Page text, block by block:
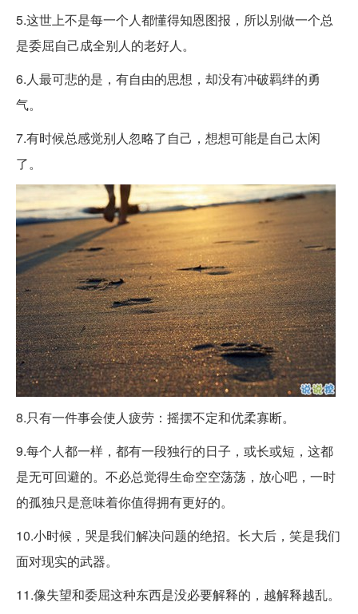
5.这世上不是每一个人都懂得知恩图报，所以别做一个总
是委屈自己成全别人的老好人。
6.人最可悲的是，有自由的思想，却没有冲破羁绊的勇
气。 ​ ​​​​
7.有时候总感觉别人忽略了自己，想想可能是自己太闲
了。 ​ ​​​​
8.只有一件事会使人疲劳：摇摆不定和优柔寡断。
9.每个人都一样，都有一段独行的日子，或长或短，这都
是无可回避的。不必总觉得生命空空荡荡，放心吧，一时
的孤独只是意味着你值得拥有更好的。 ​​​​
10.小时候，哭是我们解决问题的绝招。长大后，笑是我们
面对现实的武器。
11.像失望和委屈这种东西是没必要解释的，越解释越乱。